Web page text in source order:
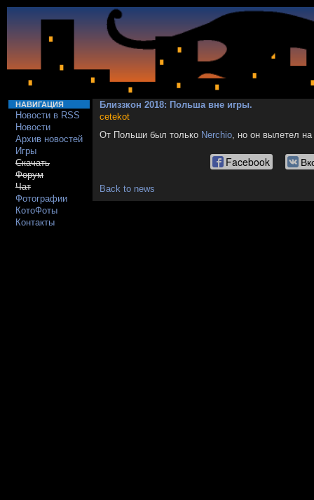
НАВИГАЦИЯ
Новости в RSS
Новости
Архив новостей
Игры
Скачать
Форум
Чат
Фотографии
КотоФоты
Контакты
Близзкон 2018: Польша вне игры.
cetekot
От Польши был только Nerchio, но он вылетел
Facebook
Back to news